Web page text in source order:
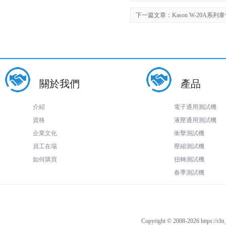
下一篇文章： Kason W-20A系列
關於我們
介紹
資格
企業文化
員工在場
如何購買
產品
電子通用測試機
液壓通用測試機
衝擊測試機
壓縮測試機
扭轉測試機
春季測試機
Copyright © 2008-2026 https://